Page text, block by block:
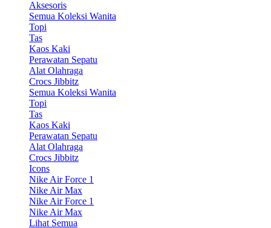
Aksesoris
Semua Koleksi Wanita
Topi
Tas
Kaos Kaki
Perawatan Sepatu
Alat Olahraga
Crocs Jibbitz
Semua Koleksi Wanita
Topi
Tas
Kaos Kaki
Perawatan Sepatu
Alat Olahraga
Crocs Jibbitz
Icons
Nike Air Force 1
Nike Air Max
Nike Air Force 1
Nike Air Max
Lihat Semua